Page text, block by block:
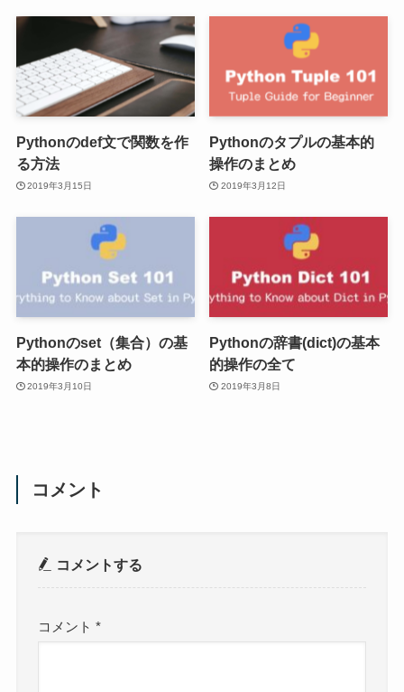
Pythonのdef文で関数を作
る方法
2019年3月15日
Pythonのタプルの基本的
操作のまとめ
2019年3月12日
Pythonのset（集合）の基
本的操作のまとめ
2019年3月10日
Pythonの辞書(dict)の基本
的操作の全て
2019年3月8日
コメント
コメントする
コメント*